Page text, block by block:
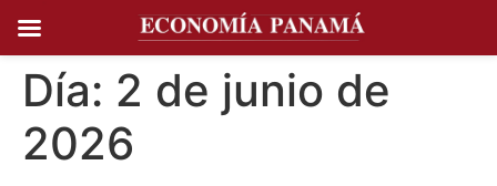
Ir al
contenido
Día: 2 de junio de
2026